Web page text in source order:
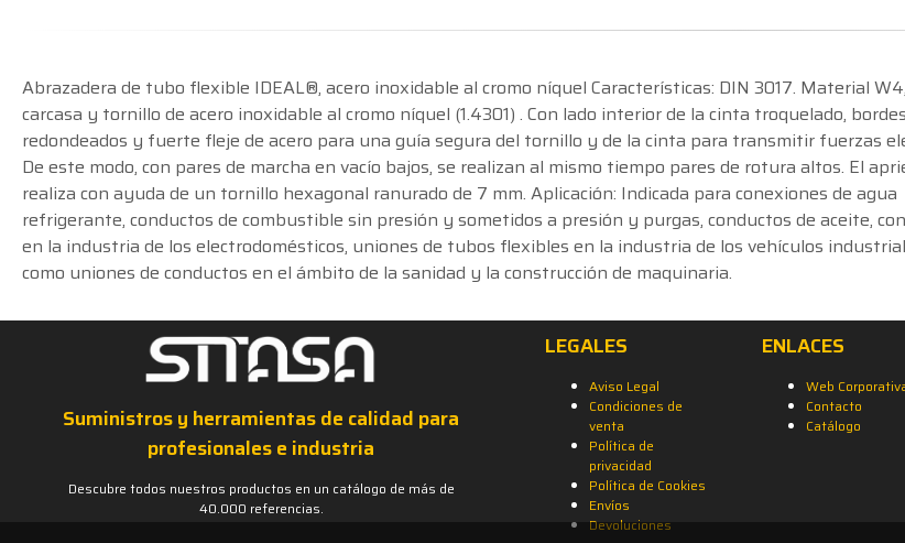
Abrazadera de tubo flexible IDEAL®, acero inoxidable al cromo níquel Características: DIN 3017. Material
carcasa y tornillo de acero inoxidable al cromo níquel (1.4301) . Con lado interior de la cinta troquelado, bordes
redondeados y fuerte fleje de acero para una guía segura del tornillo y de la cinta para transmitir fuerzas
De este modo, con pares de marcha en vacío bajos, se realizan al mismo tiempo pares de rotura altos. El
realiza con ayuda de un tornillo hexagonal ranurado de 7 mm. Aplicación: Indicada para conexiones de agua
refrigerante, conductos de combustible sin presión y sometidos a presión y purgas, conductos de aceite,
en la industria de los electrodomésticos, uniones de tubos flexibles en la industria de los vehículos
como uniones de conductos en el ámbito de la sanidad y la construcción de maquinaria.
Suministros y herramientas de calidad para
profesionales e industria
Descubre todos nuestros productos en un catálogo de más de
40.000 referencias.
LEGALES
Aviso Legal
Condiciones de
venta
Política de
privacidad
Política de Cookies
Envíos
Devoluciones
ENLACES
Web
Contacto
Catálogo